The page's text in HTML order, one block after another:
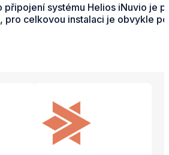
připojení systému Helios iNuvio je
, pro celkovou instalaci je obvykle
a služby